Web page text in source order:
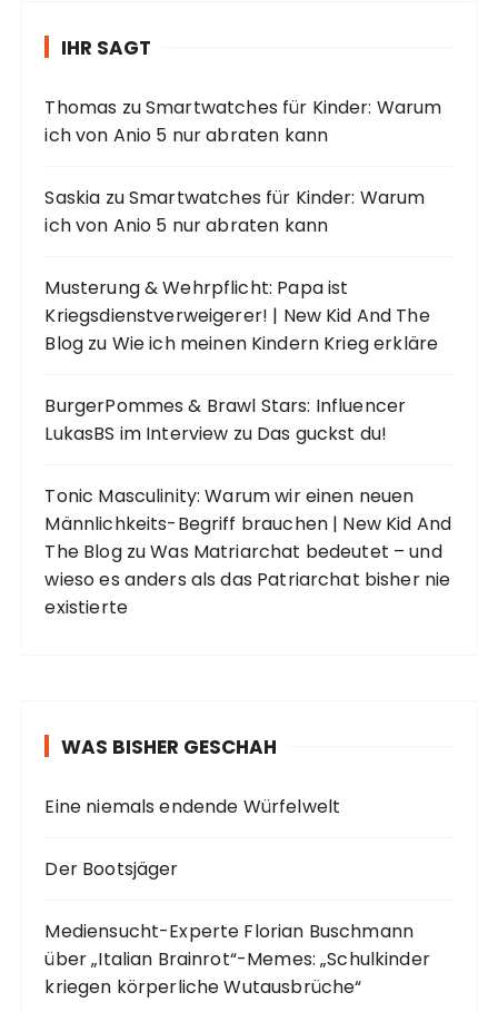
IHR SAGT
Thomas zuSmartwatches für Kinder: Warum
ich von Anio 5 nur abraten kann
Saskia zuSmartwatches für Kinder: Warum
ich von Anio 5 nur abraten kann
Musterung & Wehrpflicht: Papa ist
Kriegsdienstverweigerer! | New Kid And The
Blog zu Wie ich meinen Kindern Krieg erkläre
BurgerPommes & Brawl Stars: Influencer
LukasBS im Interview zu Das guckst du!
Tonic Masculinity: Warum wir einen neuen
Männlichkeits-Begriff brauchen | New Kid And
The BlogzuWas Matriarchat bedeutet – und
wieso es anders als das Patriarchat bisher nie
existierte
WAS BISHER GESCHAH
Eine niemals endende Würfelwelt
Der Bootsjäger
Mediensucht-Experte Florian Buschmann
über „Italian Brainrot“-Memes: „Schulkinder
kriegen körperliche Wutausbrüche“